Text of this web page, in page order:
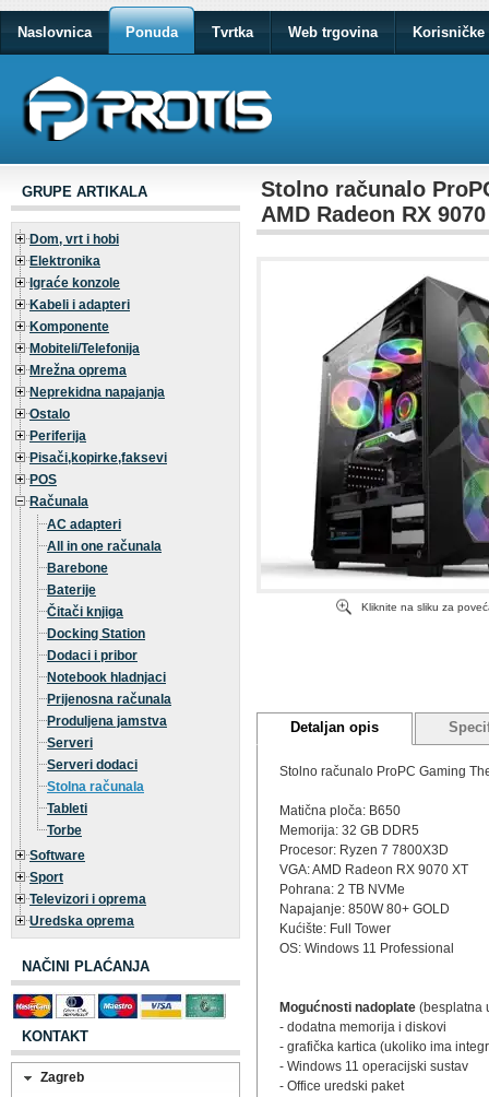
Naslovnica Ponuda Tvrtka Web trgovina Korisničke
GRUPE ARTIKALA
Dom, vrt i hobi
Elektronika
Igraće konzole
Kabeli i adapteri
Komponente
Mobiteli/Telefonija
Mrežna oprema
Neprekidna napajanja
Ostalo
Periferija
Pisači,kopirke,faksevi
POS
Računala
AC adapteri
All in one računala
Barebone
Baterije
Čitači knjiga
Docking Station
Dodaci i pribor
Notebook hladnjaci
Prijenosna računala
Produljena jamstva
Serveri
Serveri dodaci
Stolna računala
Tableti
Torbe
Software
Sport
Televizori i oprema
Uredska oprema
NAČINI PLAĆANJA
KONTAKT
Zagreb
Stolno računalo
AMD Radeon RX
Kliknite na sliku za
Detaljan opis
Stolno računalo ProPC Gaming
Matična ploča: B650
Memorija: 32 GB DDR5
Procesor: Ryzen 7 7800X3D
VGA: AMD Radeon RX 9070 XT
Pohrana: 2 TB NVMe
Napajanje: 850W 80+ GOLD
Kućište: Full Tower
OS: Windows 11 Professional
Mogućnosti nadoplate (besplatna
- dodatna memorija i diskovi
- grafička kartica (ukoliko ima
- Windows 11 operacijski sustav
- Office uredski paket